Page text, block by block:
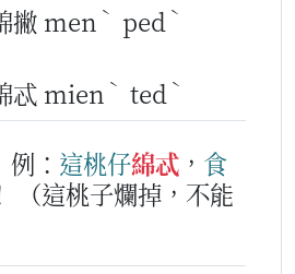
撇 men ˋ ped ˋ
忒 mien ˋ ted ˋ
例： 這桃仔綿忒 ， 食
（這桃子爛掉，不能